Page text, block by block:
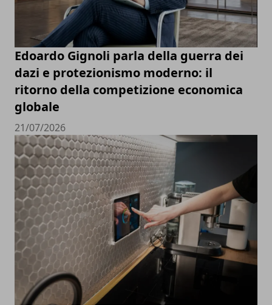
Edoardo Gignoli parla della guerra dei
dazi e protezionismo moderno: il
ritorno della competizione economica
globale
21/07/2026